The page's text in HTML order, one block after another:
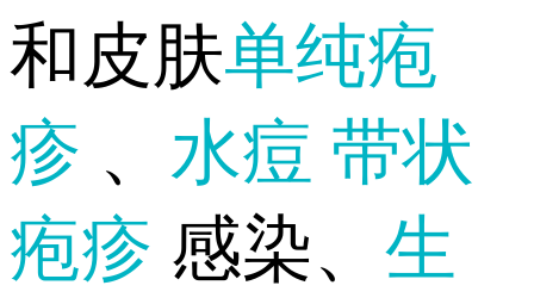
和皮肤单纯疱
疹 、 水痘 带状
疱疹 感染、 生